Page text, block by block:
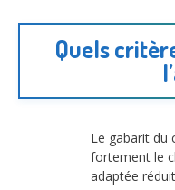
Quels
Le gabarit du
fortement le
adaptée